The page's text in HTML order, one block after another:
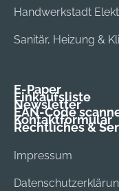
Handwerkstadt
Sanitär, Heizung &
E-Paper
Einkaufsliste
Newsletter
EAN-Code
Kontaktformular
Rechtliches &
Impressum